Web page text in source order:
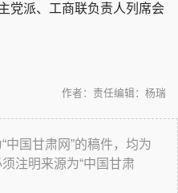
党派、工商联负责人列席会
责任编辑：杨瑞
作者：
中国甘肃网”的稿件，均为
注明来源为“中国甘肃